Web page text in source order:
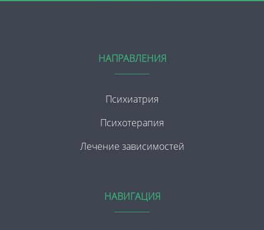
НАПРАВЛЕНИЯ
Психиатрия
Психотерапия
Лечение зависимостей
НАВИГАЦИЯ